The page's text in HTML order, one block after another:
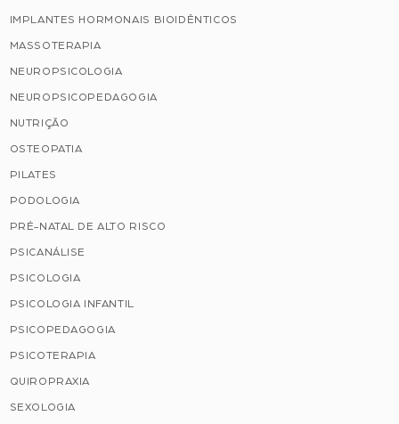
IMPLANTES HORMONAIS BIOIDÊNTICOS
MASSOTERAPIA
NEUROPSICOLOGIA
NEUROPSICOPEDAGOGIA
NUTRIÇÃO
OSTEOPATIA
PILATES
PODOLOGIA
PRÉ-NATAL DE ALTO RISCO
PSICANÁLISE
PSICOLOGIA
PSICOLOGIA INFANTIL
PSICOPEDAGOGIA
PSICOTERAPIA
QUIROPRAXIA
SEXOLOGIA